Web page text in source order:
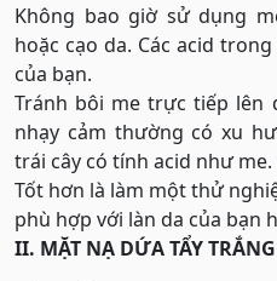
Không bao giờ sử dụng
hoặc cạo da. Các acid
của bạn.
Tránh bôi me trực tiếp lên
nhạy cảm thường có xu
trái cây có tính acid như
Tốt hơn là làm một thử
phù hợp với làn da của bạn
II. MẶT NẠ DỨA TẨY